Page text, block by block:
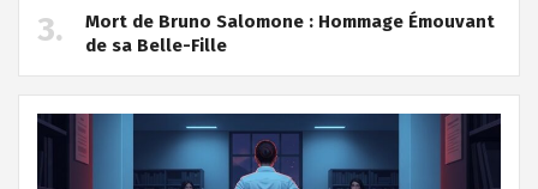
Mort de Bruno Salomone : Hommage Émouvant
de sa Belle-Fille